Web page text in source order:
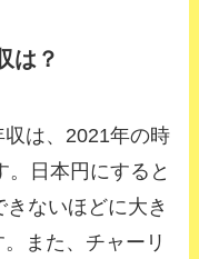
は？
は、 2021年の時
。日本円にすると
ないほどに大き
また、チャーリ